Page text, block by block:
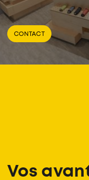
CONTACT
Vos